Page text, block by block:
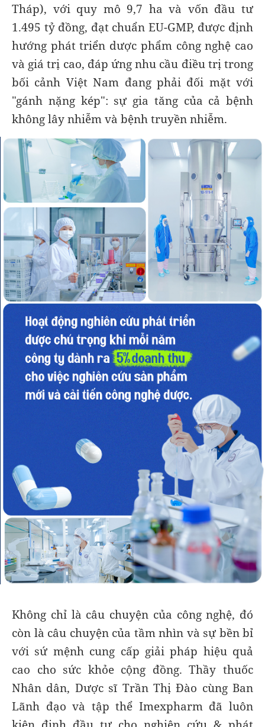
Tháp), với quy mô 9,7 ha và vốn đầu tư
1.495 tỷ đồng, đạt chuẩn EU-GMP, được định
hướng phát triển dược phẩm công nghệ cao
và giá trị cao, đáp ứng nhu cầu điều trị trong
bối cảnh Việt Nam đang phải đối mặt với
"gánh nặng kép": sự gia tăng của cả bệnh
không lây nhiễm và bệnh truyền nhiễm.
Không chỉ là câu chuyện của công nghệ, đó
còn là câu chuyện của tầm nhìn và sự bền bỉ
với sứ mệnh cung cấp giải pháp hiệu quả
cao cho sức khỏe cộng đồng. Thầy thuốc
Nhân dân, Dược sĩ Trần Thị Đào cùng Ban
Lãnh đạo và tập thể Imexpharm đã luôn